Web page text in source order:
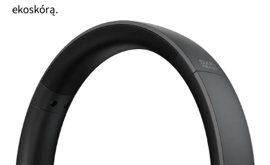
ekoskórą.